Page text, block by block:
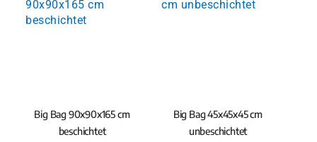
Big Bag 90x90x165 cm
beschichtet
Big Bag 45x45x45 cm
unbeschichtet